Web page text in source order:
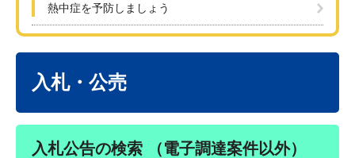
熱中症を予防しましょう
入札・公売
入札公告の検索 （電子調達案件以外）